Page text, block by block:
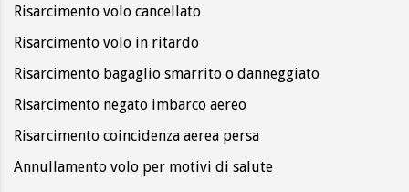
Risarcimento volo cancellato
Risarcimento volo in ritardo
Risarcimento bagaglio smarrito o danneggiato
Risarcimento negato imbarco aereo
Risarcimento coincidenza aerea persa
Annullamento volo per motivi di salute